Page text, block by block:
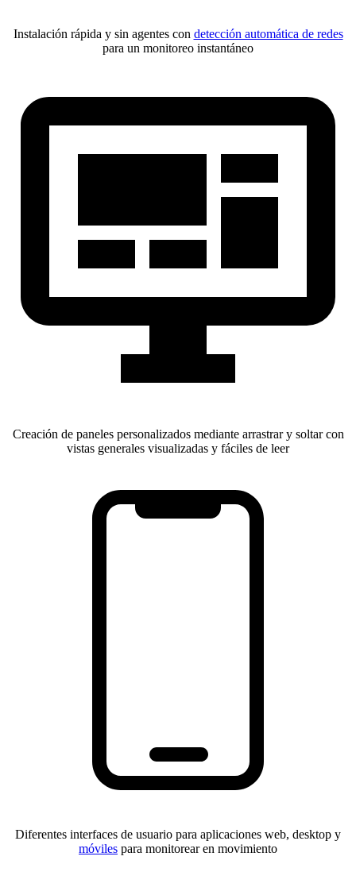
Instalación rápida y sin agentes con detección automática de redes
para un monitoreo instantáneo
Creación de paneles personalizados mediante arrastrar y soltar con
vistas generales visualizadas y fáciles de leer
Diferentes interfaces de usuario para aplicaciones web, desktop y
móviles para monitorear en movimiento